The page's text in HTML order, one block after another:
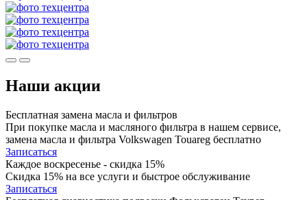
Наши акции
Бесплатная замена масла и фильтров
При покупке масла и масляного фильтра в нашем сервисе,
замена масла и фильтра Volkswagen Touareg бесплатно
Записаться
Каждое воскресенье - скидка 15%
Скидка 15% на все услуги и быстрое обслуживание
Записаться